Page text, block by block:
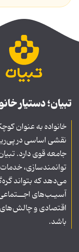
تبیان؛ دستیار
خانواده به عنوان
نقشی اساسی در
جامعه قوی دارد.
توانمندسازی، خدمات
می‌دهد که بتواند
آسیـب‌های
اقتصادی و
باشد.